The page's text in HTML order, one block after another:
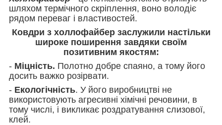
шляхом термічного скріплення, воно володіє
рядом переваг і властивостей.
Ковдри з холлофайбер заслужили настільки
широке поширення завдяки своїм
позитивним якостям:
- Міцність. Полотно добре спаяно, а тому його
досить важко розірвати.
- Екологічність. У його виробництві не
використовують агресивні хімічні речовини, в
тому числі, і викликає роздратування слизової,
клей.